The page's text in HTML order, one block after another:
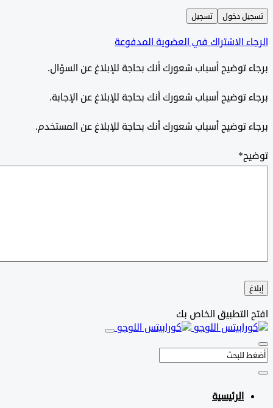
دخول تسجيل
الاشتراك في العضوية المدفوعة
توضيح أسباب شعورك أنك بحاجة للإبلاغ عن السؤال.
توضيح أسباب شعورك أنك بحاجة للإبلاغ عن الإجابة.
توضيح أسباب شعورك أنك بحاجة للإبلاغ عن المستخدم.
*
التطبيق الخاص بك
الرئيسية